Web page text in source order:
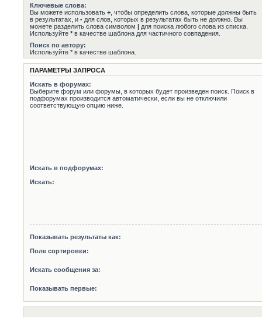
Ключевые слова:
Вы можете использовать + , чтобы определить слова, которые должны быть
в результатах, и - для слов, которых в результатах быть не должно. Вы
можете разделить слова символом | для поиска любого слова из списка.
Используйте * в качестве шаблона для частичного совпадения.
Поиск по автору:
Используйте * в качестве шаблона.
ПАРАМЕТРЫ ЗАПРОСА
Искать в форумах:
Выберите форум или форумы, в которых будет произведен поиск. Поиск в
подфорумах производится автоматически, если вы не отключили
соответствующую опцию ниже.
Искать в подфорумах:
Искать:
Показывать результаты как:
Поле сортировки:
Искать сообщения за:
Показывать первые: